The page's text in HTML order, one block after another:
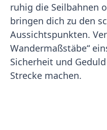
ruhig die Seilbahnen
bringen dich zu den
Aussichtspunkten.
Wandermaßstäbe“
Sicherheit und
Strecke machen.